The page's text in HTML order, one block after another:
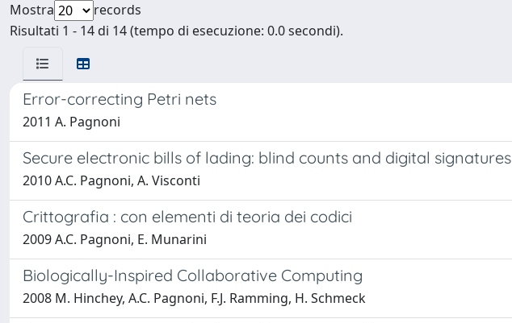
Mostra
records
Risultati 1 - 14 di 14 (tempo di esecuzione: 0.0 secondi).
Error-correcting Petri nets
2011 A. Pagnoni
Secure electronic bills of lading: blind counts and digital signatures
2010 A.C. Pagnoni, A. Visconti
Crittografia : con elementi di teoria dei codici
2009 A.C. Pagnoni, E. Munarini
Biologically-Inspired Collaborative Computing
2008 M. Hinchey, A.C. Pagnoni, F.J. Ramming, H. Schmeck